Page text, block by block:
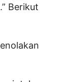
Berikut